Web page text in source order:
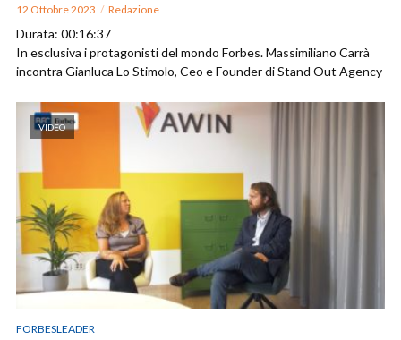
12 Ottobre 2023 Redazione
Durata: 00:16:37
In esclusiva i protagonisti del mondo Forbes. Massimiliano Carrà
incontra Gianluca Lo Stimolo, Ceo e Founder di Stand Out Agency
VIDEO
FORBESLEADER